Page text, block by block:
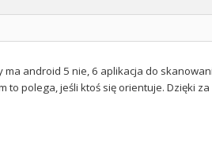
android 5 nie, 6 aplikacja do
to polega, jeśli ktoś się orientuje. Dzięki za